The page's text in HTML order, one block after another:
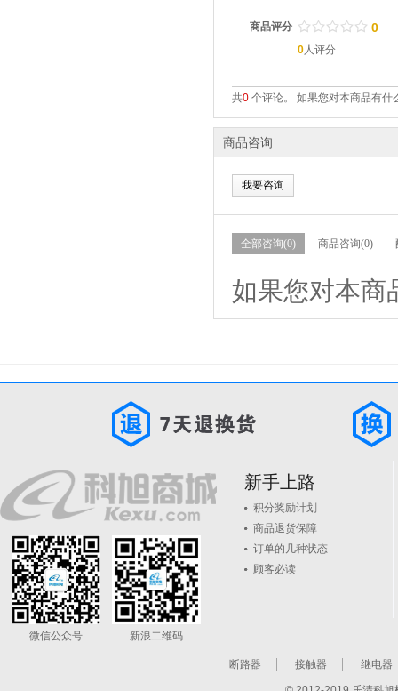
商品评分 / / / / /
. . . . . 0
0人评分
共0 个评论。 如果您对本商品有什
商品咨询
我要咨询
全部咨询(0) 商品咨询(0)
如果您对本商
微信公众号 新浪二维码
新手上路
积分奖励计划
商品退货保障
订单的几种状态
顾客必读
断路器 接触器 继电器